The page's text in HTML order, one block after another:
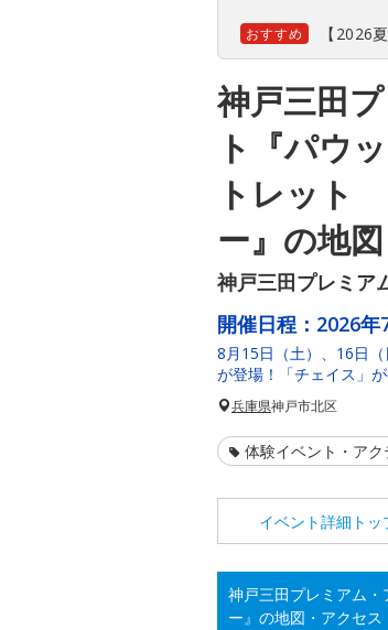
おすすめ 【2026
神戸三田
ト『パウ
トレット
ー』の地
神戸三田プレミア
開催日程： 2026年
8月15日（土）、16日
が登場！「チェイス」が
兵庫県神戸市北区
体験イベント・アク
イベント詳細 トッ
神戸三田プレミアム
ー』の地図・アクセス